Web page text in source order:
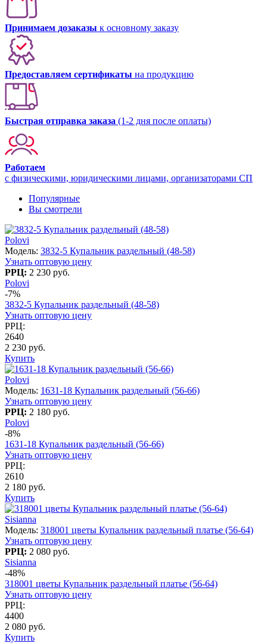
Принимаем дозаказы к основному заказу
Предоставляем сертификаты на продукцию
Быстрая отправка заказа (1-2 дня после оплаты)
Работаем
с физическими, юридическими лицами, организаторами СП
Популярные
Вы смотрели
Polovi
Модель: 3832-5 Купальник раздельный (48-58)
Узнать оптовую цену
РРЦ: 2 230 руб.
Polovi
-7%
3832-5 Купальник раздельный (48-58)
Узнать оптовую цену
РРЦ:
2640
2 230 руб.
Купить
Polovi
Модель: 1631-18 Купальник раздельный (56-66)
Узнать оптовую цену
РРЦ: 2 180 руб.
Polovi
-8%
1631-18 Купальник раздельный (56-66)
Узнать оптовую цену
РРЦ:
2610
2 180 руб.
Купить
Sisianna
Модель: 318001 цветы Купальник раздельный платье (56-64)
Узнать оптовую цену
РРЦ: 2 080 руб.
Sisianna
-48%
318001 цветы Купальник раздельный платье (56-64)
Узнать оптовую цену
РРЦ:
4400
2 080 руб.
Купить